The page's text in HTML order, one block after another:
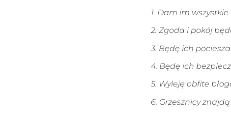
1. Dam im
2. Zgoda i pokój
3. Będę ich
4. Będę ich
5. Wyleję obfite
6. Grzesznicy